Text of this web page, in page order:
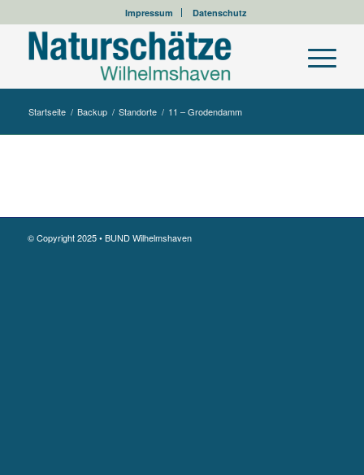
Impressum Datenschutz
Startseite / Backup / Standorte / 11 – Grodendamm
© Copyright 2025 • BUND Wilhelmshaven